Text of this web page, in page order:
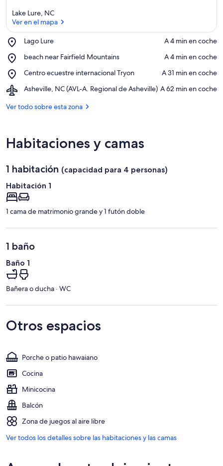
Lake Lure, NC
Ver en el mapa
Lago Lure
Place,
Lure
‪A 4 min en coche‬
beach near Fairfield Mountains
Place,
near
Mountains
‪A 4 min en coche‬
Centro ecuestre internacional Tryon
Place,
ecuestre
Tryon
‪A 31 min en coche‬
Asheville, NC (AVL-A. Regional de Asheville)
Airport,
NC
de
Asheville)
‪A 62 min en coche‬
Ver todo sobre esta zona
Habitaciones y camas
1 habitación (capacidad para 4 personas)
Habitación 1
1 cama de matrimonio grande y 1 futón doble
1 baño
Baño 1
Bañera o ducha · WC
Otros espacios
Porche o patio hawaiano
Cocina
Minicocina
Balcón
Zona de juegos al aire libre
Ver todos los detalles sobre las habitaciones y las camas